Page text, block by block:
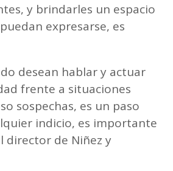
y brindarles un espacio
expresarse, es
desean hablar y actuar
frente a situaciones
sospechas, es un paso
indicio, es importante
director de Niñez y